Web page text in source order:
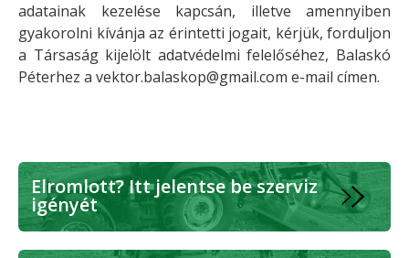
adatainak kezelése kapcsán, illetve amennyiben
gyakorolni kívánja az érintetti jogait, kérjük, forduljon
a Társaság kijelölt adatvédelmi felelőséhez, Balaskó
Péterhez a vektor.balaskop@gmail.com e-mail címen.
Elromlott? Itt jelentse be szerviz
igényét